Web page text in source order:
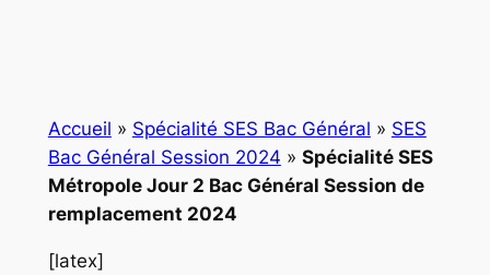
Accueil » Spécialité SES Bac Général » SES
Bac Général Session 2024 » Spécialité SES
Métropole Jour 2 Bac Général Session de
remplacement 2024
[latex]